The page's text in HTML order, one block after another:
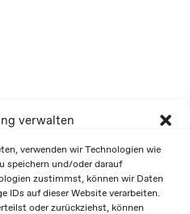
verwalten
verwenden wir Technologien wie
speichern und/oder darauf
zustimmst, können wir Daten
IDs auf dieser Website verarbeiten.
oder zurückziehst, können